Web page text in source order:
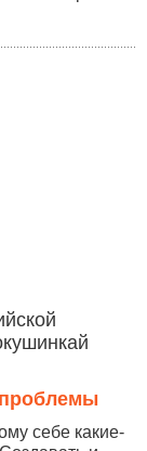
себе какие-